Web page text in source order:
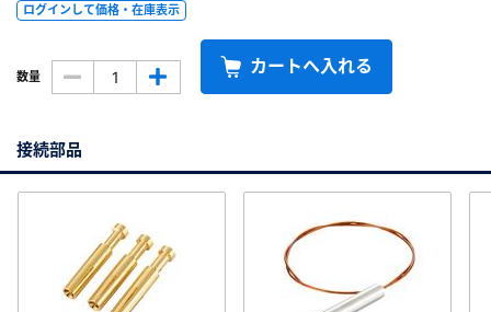
ログインして価格・在庫表示
数量 カートへ入れる
接続部品